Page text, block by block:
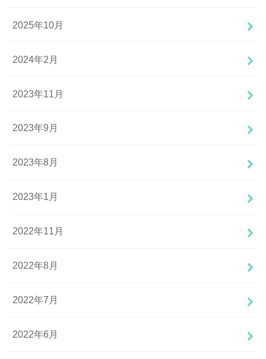
2025年10月
2024年2月
2023年11月
2023年9月
2023年8月
2023年1月
2022年11月
2022年8月
2022年7月
2022年6月